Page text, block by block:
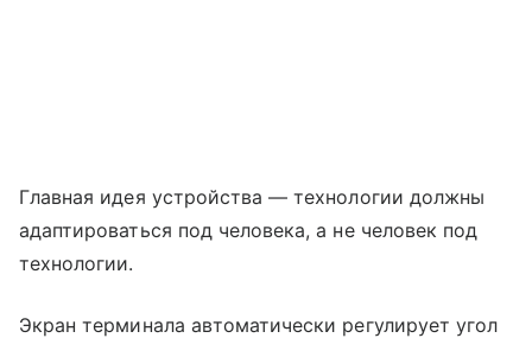
Главная идея устройства — технологии должны
адаптироваться под человека, а не человек под
технологии.
Экран терминала автоматически регулирует угол